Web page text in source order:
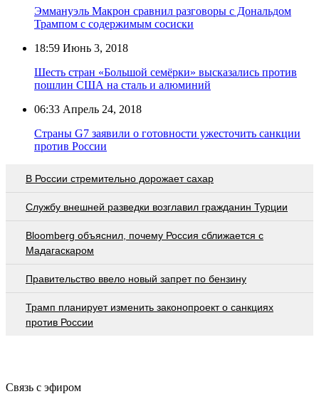
Эммануэль Макрон сравнил разговоры с Дональдом
Трампом с содержимым сосиски
18:59 Июнь 3, 2018
Шесть стран «Большой семёрки» высказались против
пошлин США на сталь и алюминий
06:33 Апрель 24, 2018
Страны G7 заявили о готовности ужесточить санкции
против России
В России стремительно дорожает сахар
Службу внешней разведки возглавил гражданин Турции
Bloomberg объяснил, почему Россия сближается с
Мадагаскаром
Правительство ввело новый запрет по бензину
Трамп планирует изменить законопроект о санкциях
против России
Связь с эфиром